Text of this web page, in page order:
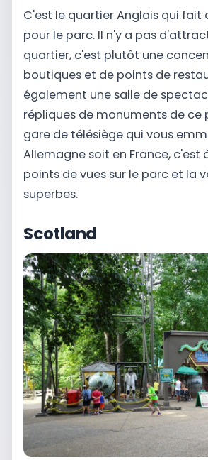
C'est le quartier Anglais qui fait
pour le parc. Il n'y a pas
quartier, c'est plutôt une
boutiques et de points de
également une salle de
répliques de monuments de ce
gare de télésiège qui vous
Allemagne soit en France, c'est
points de vues sur le parc et la
superbes.
Scotland